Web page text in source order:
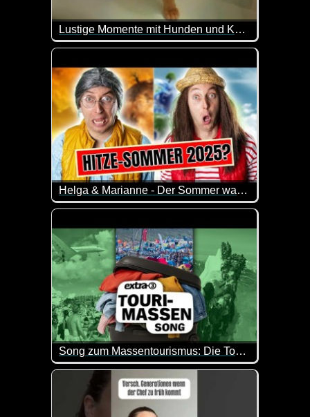
Lustige Momente mit Hunden und Katzen
Dieses Video hält einen ganzen Haufen Lacher
Helga & Marianne - Der Sommer war doch fürn A****?
Helga und Marianne diskutieren an ihrem
Song zum Massentourismus: Die Touris sind da! - extra 3
Der Sommer ist da! Und mit ihm die